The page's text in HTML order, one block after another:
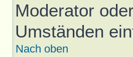
Moderator
Umständen
Nach oben